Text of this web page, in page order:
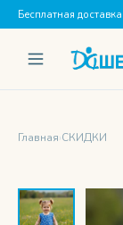
Бесплатная
Главная›СКИДКИ